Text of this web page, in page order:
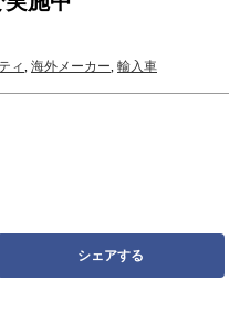
ィ, 海外メーカー, 輸入車
シェアする